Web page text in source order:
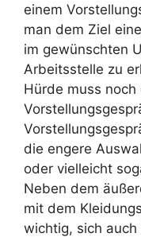
einem
man dem Ziel
im gewünschten
Arbeitsstelle zu
Hürde muss
die engere
oder vielleicht
Neben dem
mit dem
wichtig, sich